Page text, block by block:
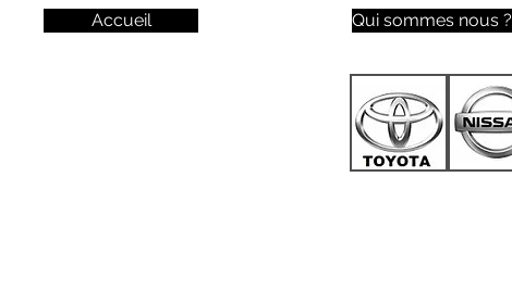
Accueil Qui sommes nous ?